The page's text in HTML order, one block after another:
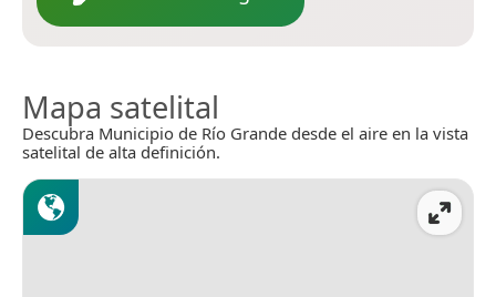
Mapa satelital
Descubra Municipio de Río Grande desde el aire en la vista
satelital de alta definición.